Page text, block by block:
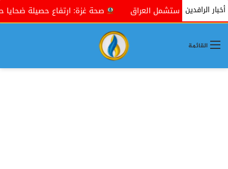
أخبار الرافدين
ترامب ستشمل العراق صحة غزة: ارتفاع حصيلة ضحايا حرب الإبادة
القائمة